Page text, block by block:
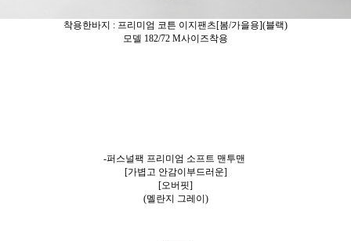
착용한바지 : 프리미엄 코튼 이지팬츠[봄/가을용](블랙)
모델 182/72 M사이즈착용
-퍼스널팩 프리미엄 소프트 맨투맨
[가볍고 안감이부드러운]
[오버핏]
(멜란지 그레이)